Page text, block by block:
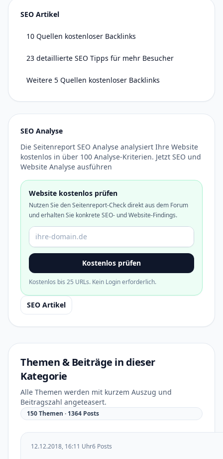
SEO Artikel
10 Quellen kostenloser Backlinks
23 detaillierte SEO Tipps für mehr Besucher
Weitere 5 Quellen kostenloser Backlinks
SEO Analyse
Die Seitenreport SEO Analyse analysiert Ihre Website
kostenlos in über 100 Analyse-Kriterien. Jetzt SEO und
Website Analyse ausführen
Website kostenlos prüfen
Nutzen Sie den Seitenreport-Check direkt aus dem Forum
und erhalten Sie konkrete SEO- und Website-Findings.
Domain oder URL
Kostenlos prüfen
Kostenlos bis 25 URLs. Kein Login erforderlich.
SEO Artikel
Themen & Beiträge in dieser
Kategorie
Alle Themen werden mit kurzem Auszug und
Beitragszahl angeteasert.
150 Themen · 1364 Posts
12.12.2018, 16:11 Uhr6 Posts